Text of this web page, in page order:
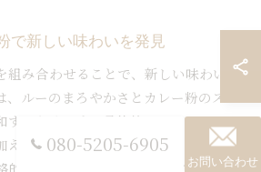
で新しい味わいを発見
組み合わせることで、新しい味わいを
ルーのまろやかさとカレー粉のスパ
するためです。具体的には、ルーにカ
えて煮込むだけ。カレー粉の風味がプ
的な香りと辛味を楽しめます。市販ル
080-5205-6905
お問い合わせ